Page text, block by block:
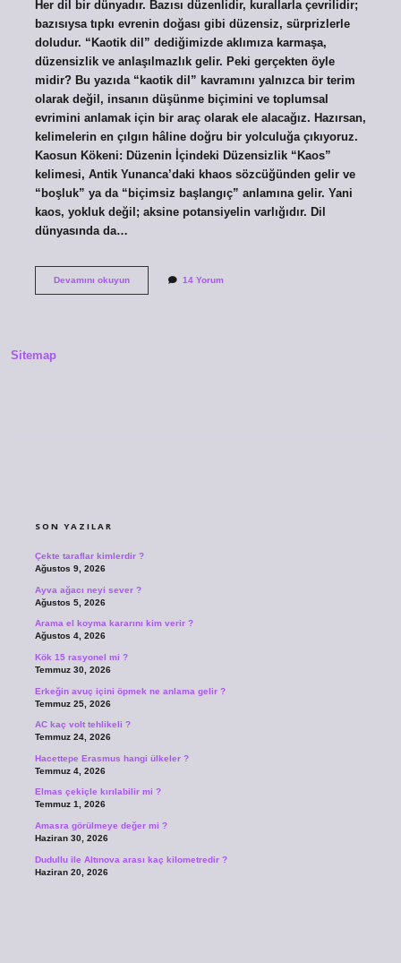
Her dil bir dünyadır. Bazısı düzenlidir, kurallarla çevrilidir;
bazısıysa tıpkı evrenin doğası gibi düzensiz, sürprizlerle
doludur. “Kaotik dil” dediğimizde aklımıza karmaşa,
düzensizlik ve anlaşılmazlık gelir. Peki gerçekten öyle
midir? Bu yazıda “kaotik dil” kavramını yalnızca bir terim
olarak değil, insanın düşünme biçimini ve toplumsal
evrimini anlamak için bir araç olarak ele alacağız. Hazırsan,
kelimelerin en çılgın hâline doğru bir yolculuğa çıkıyoruz.
Kaosun Kökeni: Düzenin İçindeki Düzensizlik “Kaos”
kelimesi, Antik Yunanca’daki khaos sözcüğünden gelir ve
“boşluk” ya da “biçimsiz başlangıç” anlamına gelir. Yani
kaos, yokluk değil; aksine potansiyelin varlığıdır. Dil
dünyasında da…
Devamını okuyunKaotik
14 Yorum
Sitemap
SON YAZILAR
Çekte taraflar kimlerdir ?
Ağustos 9, 2026
Ayva ağacı neyi sever ?
Ağustos 5, 2026
Arama el koyma kararını kim verir ?
Ağustos 4, 2026
Kök 15 rasyonel mi ?
Temmuz 30, 2026
Erkeğin avuç içini öpmek ne anlama gelir ?
Temmuz 25, 2026
AC kaç volt tehlikeli ?
Temmuz 24, 2026
Hacettepe Erasmus hangi ülkeler ?
Temmuz 4, 2026
Elmas çekiçle kırılabilir mi ?
Temmuz 1, 2026
Amasra görülmeye değer mi ?
Haziran 30, 2026
Dudullu ile Altınova arası kaç kilometredir ?
Haziran 20, 2026